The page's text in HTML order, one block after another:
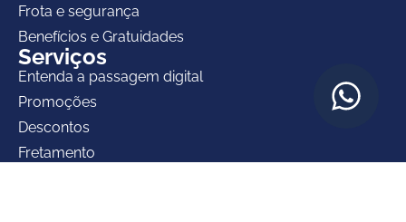
Frota e segurança
Benefícios e Gratuidades
Serviços
Entenda a passagem digital
Promoções
Descontos
Fretamento